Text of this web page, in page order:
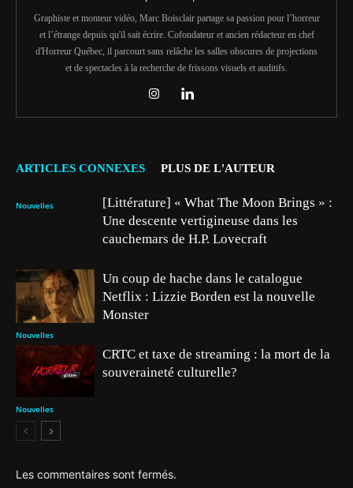
Graphiste et monteur vidéo, Marc Boisclair partage sa passion pour l’horreur
et l’étrange depuis qu'il sait écrire. Cofondateur et ancien rédacteur en chef
d'Horreur Québec, il parcourt sans relâche les salles obscures de projections
et de spectacles à la recherche de frissons visuels et auditifs.
ARTICLES CONNEXES PLUS DE L'AUTEUR
Nouvelles
[Littérature] « What The Moon Brings » :
Une descente vertigineuse dans les
cauchemars de H.P. Lovecraft
Nouvelles
Un coup de hache dans le catalogue
Netflix : Lizzie Borden est la nouvelle
Monster
Nouvelles
CRTC et taxe de streaming : la mort de la
souveraineté culturelle?
Les commentaires sont fermés.